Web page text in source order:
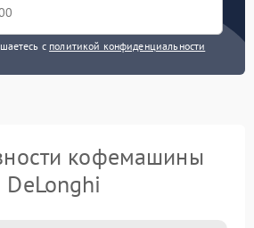
с политикой конфиденциальности
кофемашины
DeLonghi